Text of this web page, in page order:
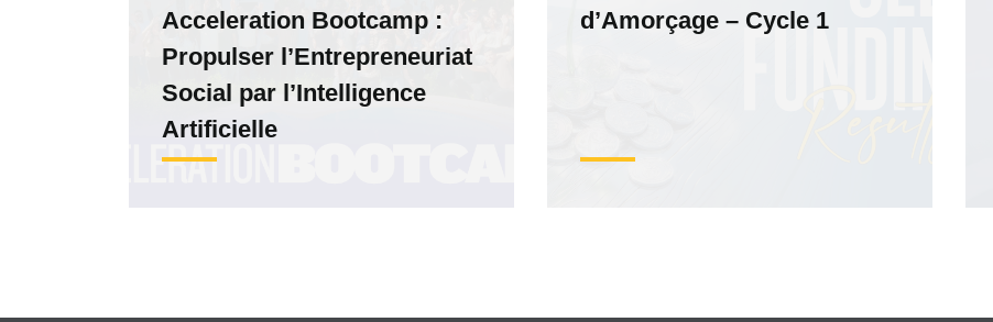
Acceleration Bootcamp :
Propulser l’Entrepreneuriat
Social par l’Intelligence
Artificielle
d’Amorçage – Cycle 1